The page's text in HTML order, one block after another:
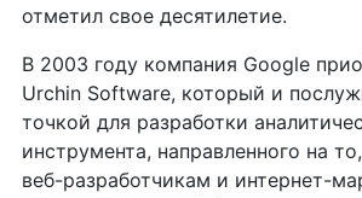
отметил свое десятилетие.
В 2003 году компания Google
Urchin Software, который и
точкой для разработки
инструмента, направленного на
веб-разработчикам и интернет-